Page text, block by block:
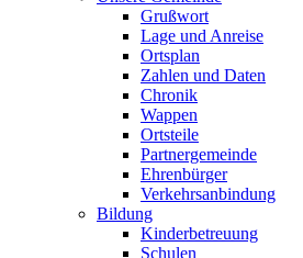
Grußwort
Lage und Anreise
Ortsplan
Zahlen und Daten
Chronik
Wappen
Ortsteile
Partnergemeinde
Ehrenbürger
Verkehrsanbindung
Bildung
Kinderbetreuung
Schulen